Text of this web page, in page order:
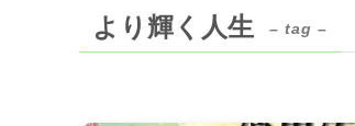
より輝く人生 – tag –